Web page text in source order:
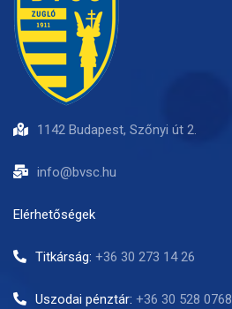
1142 Budapest, Szőnyi út 2.
info@bvsc.hu
Elérhetőségek
Titkárság: +36 30 273 14 26
Uszodai pénztár: +36 30 528 0768